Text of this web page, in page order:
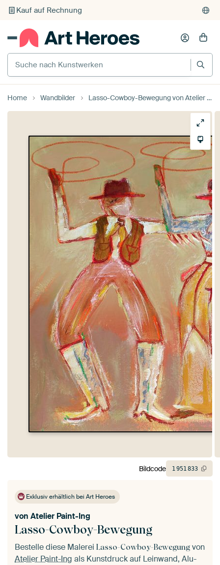
Kauf auf Rechnung
Individueller Druck auf Bestellung
Suche nach Kunstwerken
Home Wandbilder Lasso-Cowboy-Bewegung von Atelier Paint-Ing
Exklusiv erhältlich bei Art Heroes
Lasso-Cowboy-Bewegung
von Atelier Paint-Ing
Bestelle diese Malerei Lasso-Cowboy-Bewegung von
Atelier Paint-Ing als Kunstdruck auf Leinwand, Alu-
Bildcode 1951833